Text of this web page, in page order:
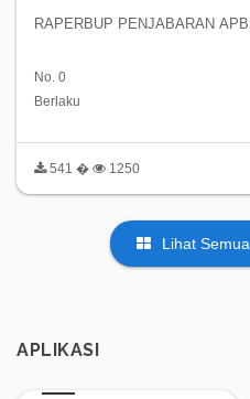
RAPERBUP PENJABARAN
No. 0
Berlaku
541 � 1250
Lihat
APLIKASI